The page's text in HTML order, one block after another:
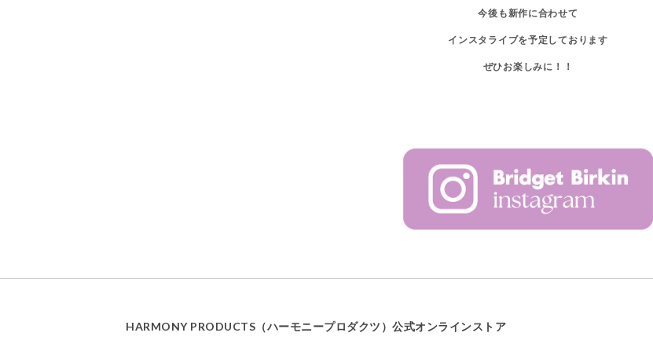
今後も新作に合わせて
インスタライブを予定しております
ぜひお楽しみに！！
HARMONY PRODUCTS（ハーモニープロダクツ）公式オンラインストア